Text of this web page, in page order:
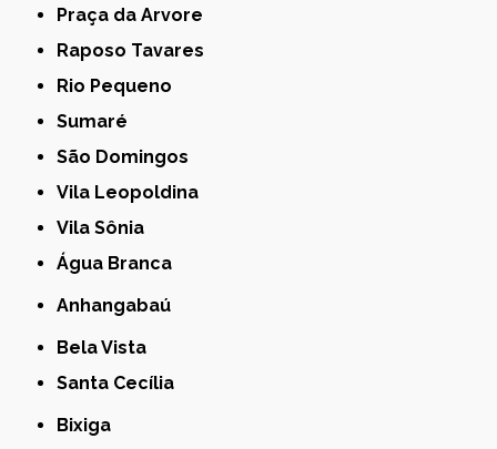
Praça da Arvore
Raposo Tavares
Rio Pequeno
Sumaré
São Domingos
Vila Leopoldina
Vila Sônia
Água Branca
Anhangabaú
Bela Vista
Santa Cecília
Bixiga